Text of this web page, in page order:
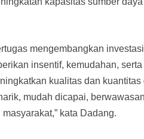
mengembangkan
insentif, kemudahan,
kualitas dan
mudah dicapai,
kata Dadang.